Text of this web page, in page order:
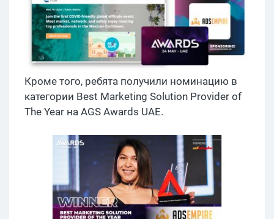
Кроме того, ребята получили номинацию в
категории Best Marketing Solution Provider of
The Year на AGS Awards UAE.